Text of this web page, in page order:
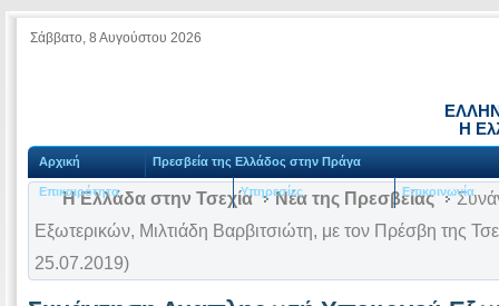
Σάββατο, 8 Αυγούστου 2026
Η
Αρχική Πρεσβεία της Ελλάδος στην Πράγα
Επικαιρότητα Υπηρεσίες Επικοινωνία
Η Ελλάδα στην Τσεχία Νέα της Πρεσβείας
Εξωτερικών, Μιλτιάδη Βαρβιτσιώτη, με τον Πρέσβη της
25.07.2019)